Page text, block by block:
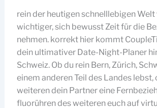
rein der heutigen schnelllebigen
wichtiger, sich bewusst Zeit für die
nehmen. korrekt hier kommt
dein ultimativer Date-Night-Planer
Schweiz. Ob du rein Bern, Zürich,
einem anderen Teil des Landes lebst,
weiteren dein Partner eine
fluorühren des weiteren euch auf